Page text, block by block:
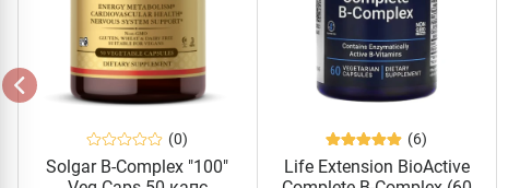
(0)
Solgar B-Complex "100"
(6)
Life Extension BioActive